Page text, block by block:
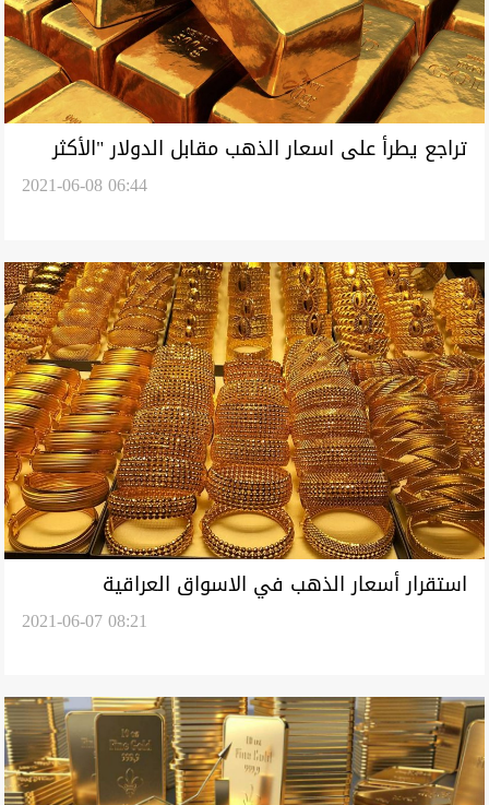
تراجع يطرأ على اسعار الذهب مقابل الدولار "الأكثر
2021-06-08 06:44
استقرار أسعار الذهب في الاسواق العراقية
2021-06-07 08:21